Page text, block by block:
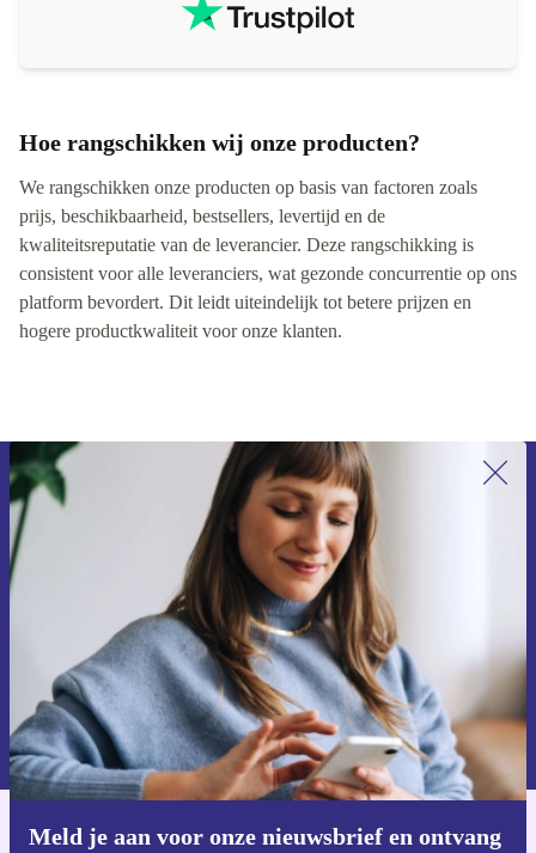
Hoe rangschikken wij onze producten?
We rangschikken onze producten op basis van factoren zoals
prijs, beschikbaarheid, bestsellers, levertijd en de
kwaliteitsreputatie van de leverancier. Deze rangschikking is
consistent voor alle leveranciers, wat gezonde concurrentie op ons
platform bevordert. Dit leidt uiteindelijk tot betere prijzen en
hogere productkwaliteit voor onze klanten.
Meld je aan voor onze nieuwsbrief en ontvang
Meld je aan voor onze nieuwsbrief en
ontvang €15 korting!
Mis nooit meer een aanbieding.
Voucher aanvragen
Informatie over het gebruik van persoonsgegevens vind je in ons
privacybeleid
Download de refurbed app